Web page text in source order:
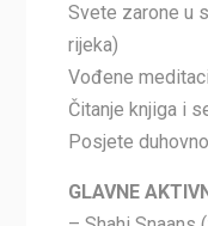
Svete zarone u
rijeka)
Vođene
Čitanje knjiga i
Posjete
GLAVNE